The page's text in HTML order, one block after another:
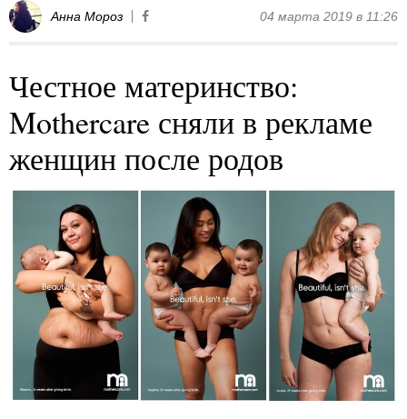
Анна Мороз 04 марта 2019 в 11:26
Честное материнство:
Mothercare сняли в рекламе
женщин после родов